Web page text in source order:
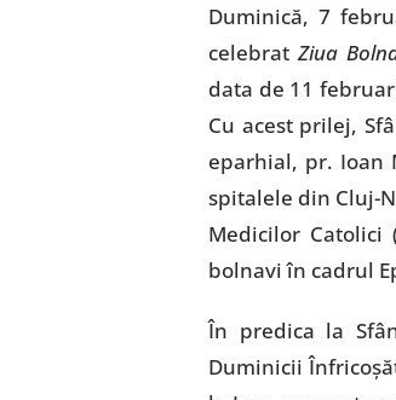
Duminică, 7
celebratZiua
data de 11
Cu acest prilej,
eparhial, pr. Ioan
spitalele din Cluj-
Medicilor
bolnavi în cadrul
În predica la
Duminicii